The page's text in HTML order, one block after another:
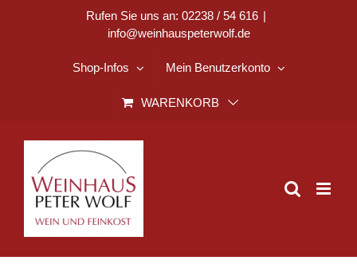
Rufen Sie uns an: 02238 / 54 616 |
info@weinhauspeterwolf.de
Shop-Infos Mein Benutzerkonto
WARENKORB